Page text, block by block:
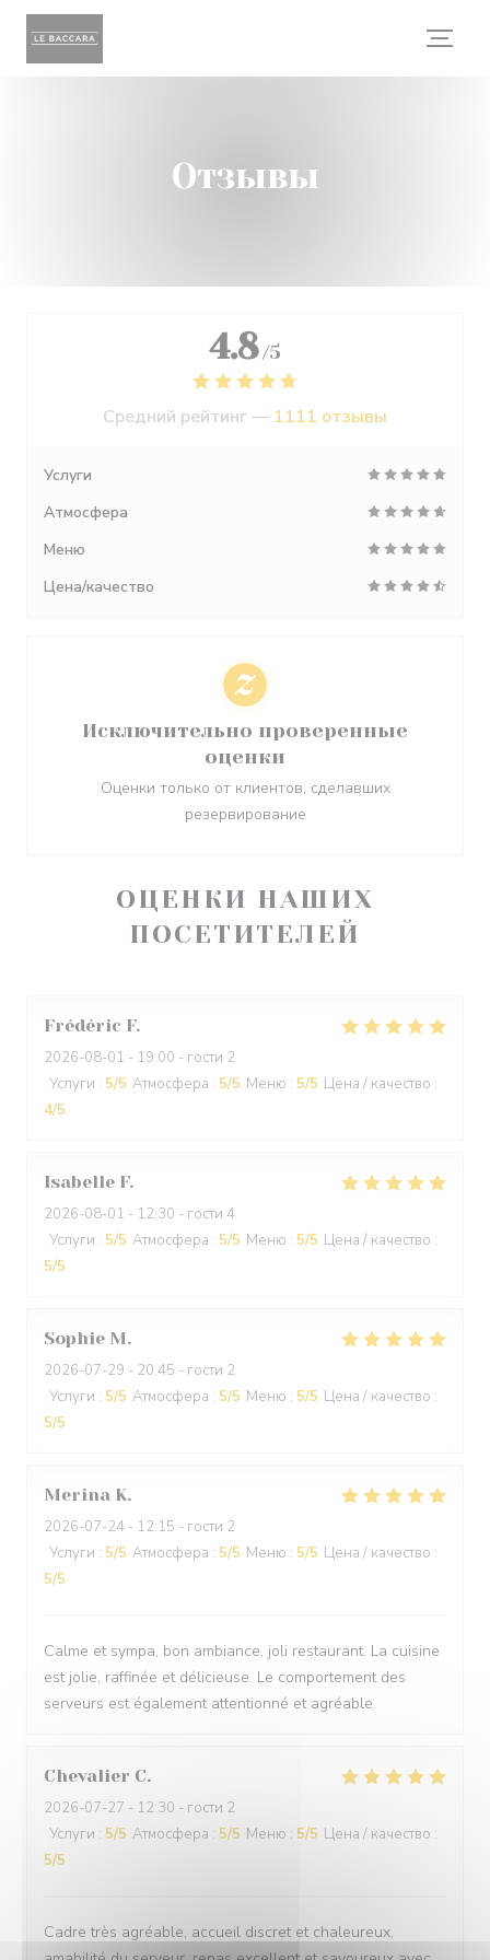
Панель управления cookies
Отзывы
ОЦЕНКИ НАШИХ
ПОСЕТИТЕЛЕЙ
Frédéric F
2026-08-01 - 19:00 - гости 2
Услуги : 5/5 Атмосфера : 5/5 Меню : 5/5 Цена / качество :
4/5
Isabelle F
2026-08-01 - 12:30 - гости 4
Услуги : 5/5 Атмосфера : 5/5 Меню : 5/5 Цена / качество :
5/5
Sophie M
2026-07-29 - 20:45 - гости 2
Услуги : 5/5 Атмосфера : 5/5 Меню : 5/5 Цена / качество :
5/5
Merina K
2026-07-24 - 12:15 - гости 2
Услуги : 5/5 Атмосфера : 5/5 Меню : 5/5 Цена / качество :
5/5
Calme et sympa, bon ambiance, joli restaurant. La cuisine
est jolie, raffinée et délicieuse. Le comportement des
serveurs est également attentionné et agréable.
Chevalier C
2026-07-27 - 12:30 - гости 2
Услуги : 5/5 Атмосфера : 5/5 Меню : 5/5 Цена / качество :
5/5
Cadre très agréable, accueil discret et chaleureux,
4.8 /5
Средний рейтинг — 1111 отзывы
Услуги
Атмосфера
Меню
Цена/качество
Исключительно проверенные
оценки
Оценки только от клиентов, сделавших
резервирование